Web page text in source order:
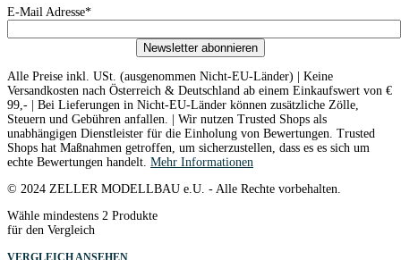
E-Mail Adresse*
Newsletter abonnieren
Alle Preise inkl. USt. (ausgenommen Nicht-EU-Länder) | Keine
Versandkosten nach Österreich & Deutschland ab einem Einkaufswert von €
99,- | Bei Lieferungen in Nicht-EU-Länder können zusätzliche Zölle,
Steuern und Gebühren anfallen. | Wir nutzen Trusted Shops als
unabhängigen Dienstleister für die Einholung von Bewertungen. Trusted
Shops hat Maßnahmen getroffen, um sicherzustellen, dass es es sich um
echte Bewertungen handelt. Mehr Informationen
© 2024 ZELLER MODELLBAU e.U. - Alle Rechte vorbehalten.
Wähle mindestens 2 Produkte
für den Vergleich
VERGLEICH ANSEHEN